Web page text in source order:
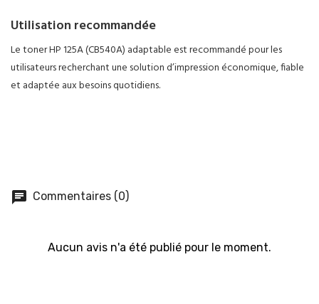
Utilisation recommandée
Le toner HP 125A (CB540A) adaptable est recommandé pour les
utilisateurs recherchant une solution d’impression économique, fiable
et adaptée aux besoins quotidiens.
chat Commentaires (0)
Aucun avis n'a été publié pour le moment.